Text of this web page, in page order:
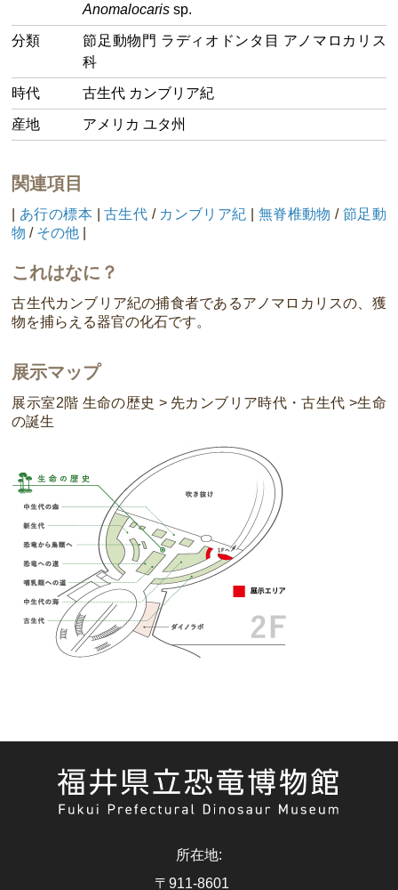
Anomalocaris sp.
分類
節足動物門 ラディオドンタ目 アノマロカリス
科
時代 古生代 カンブリア紀
産地 アメリカ ユタ州
関連項目
あ行の標本 古生代 / カンブリア紀 無脊椎動物 / 節足動
物 / その他
これはなに？
古生代カンブリア紀の捕食者であるアノマロカリスの、獲
物を捕らえる器官の化石です。
展示マップ
展示室2階 生命の歴史 > 先カンブリア時代・古生代 >生命
の誕生
所在地:
〒911-8601